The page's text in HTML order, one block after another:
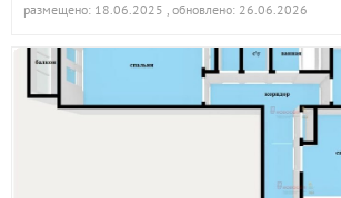
размещено: 18.06.2025 , обновлено: 26.06.2026